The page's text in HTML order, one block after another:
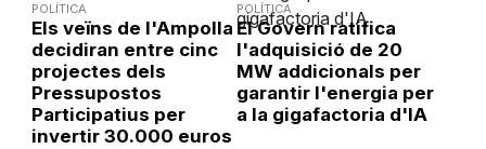
POLÍTICA
Els veïns de l'Ampolla
decidiran entre cinc
projectes dels
Pressupostos
Participatius per
invertir 30.000 euros
POLÍTICA
El Govern ratifica
l'adquisició de 20
MW addicionals per
garantir l'energia per
a la gigafactoria d'IA